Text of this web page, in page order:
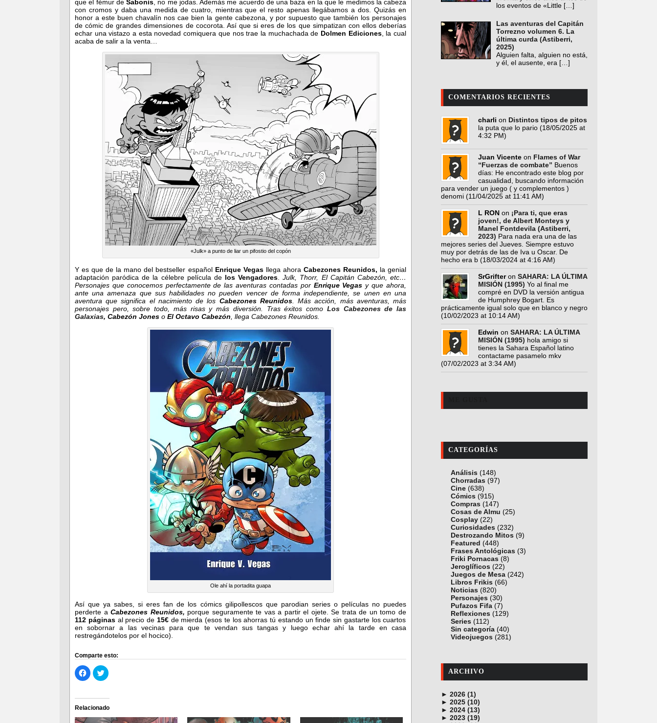
que el fémur de Sabonis , no me jodas. Además me acuerdo de una baza en la que le medimos la cabeza
con cromos y daba una medida de cuatro, mientras que el resto apenas llegábamos a dos. Quizás en
honor a este buen chavalín nos cae bien la gente cabezona, y por supuesto que también los personajes
de cómic de grandes dimensiones de cocorota. Así que si eres de los que simpatizan con ellos deberías
echar una vistazo a esta novedad comiquera que nos trae la muchachada de Dolmen Ediciones, la cual
acaba de salir a la venta…
«Julk» a punto de liar un pifostio del copón
Y es que de la mano del bestseller español Enrique Vegasllega ahora Cabezones Reunidos, la genial
adaptación paródica de la célebre película delos Vengadores .Julk, Thorr, El Capitán Cabezón, etc…
Personajes que conocemos perfectamente de las aventuras contadas por Enrique Vegas y que ahora,
ante una amenaza que sus habilidades no pueden vencer de forma independiente, se unen en una
aventura que significa el nacimiento de los Cabezones Reunidos. Más acción, más aventuras, más
personajes pero, sobre todo, más risas y más diversión. Tras éxitos como Los Cabezones de las
Galaxias, Cabezón Jones o El Octavo Cabezón , llega Cabezones Reunidos.
Ole ahí la portadita guapa
Así que ya sabes, si eres fan de los cómics gilipollescos que parodian series o películas no puedes
perderte aCabezones Reunidos, porque seguramente te vas a partir el ojete. Se trata de un tomo de
112 páginasal precio de 15€de mierda (esos te los ahorras tú estando un finde sin gastarte los cuartos
en sobornar a las vecinas para que te vendan sus tangas y luego echar ahí la tarde en casa
restregándotelos por el hocico).
Comparte esto:
Haz
clic
para
Facebook
(Se
abre
en
Haz
clic
Twitter
(Se
abre
en
Relacionado
los eventos de «Little […]
Las aventuras del Capitán
Torrezno volumen 6. La
última curda (Astiberri,
2025)
Alguien falta, alguien no está,
y él, el ausente, era […]
COMENTARIOS RECIENTES
charli on Distintos tipos de pitos
la puta que lo pario (18/05/2025 at
4:32 PM)
Juan Vicente on Flames of War
“Fuerzas de combate” Buenos
días: He encontrado este blog por
casualidad, buscando información
para vender un juego ( y complementos )
denomi (11/04/2025 at 11:41 AM)
L RON on ¡Para ti, que eras
joven!, de Albert Monteys y
Manel Fontdevila (Astiberri,
2023) Para nada era una de las
mejores series del Jueves. Siempre estuvo
muy por detrás de las de Iva u Oscar. De
hecho era b (18/03/2024 at 4:16 AM)
SrGrifteron SAHARA: LA ÚLTIMA
MISIÓN (1995) Yo al final me
compré en DVD la versión antigua
de Humphrey Bogart. Es
prácticamente igual solo que en blanco y negro
(10/02/2023 at 10:14 AM)
Edwin on SAHARA: LA ÚLTIMA
MISIÓN (1995) hola amigo si
tienes la Sahara Español latino
contactame pasamelo mkv
(07/02/2023 at 3:34 AM)
CATEGORÍAS
Análisis (148)
Chorradas (97)
Cine (638)
Cómics (915)
Compras (147)
Cosas de Almu (25)
Cosplay (22)
Curiosidades (232)
Destrozando Mitos (9)
Featured (448)
Frases Antológicas (3)
Friki Pornacas (8)
Jeroglíficos (22)
Juegos de Mesa (242)
Libros Frikis (66)
Noticias (820)
Personajes (30)
Pufazos Fifa (7)
Reflexiones (129)
Series (112)
Sin categoría (40)
Videojuegos (281)
ARCHIVO
► 2026 (1)
junio (1)
► 2025 (10)
noviembre (1)
octubre (1)
► 2024 (13)
diciembre (4)
► 2023 (19)